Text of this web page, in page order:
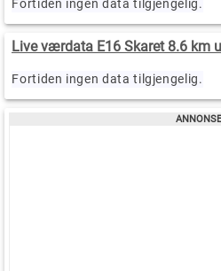
Fortiden ingen data tilgjengelig.
Live værdata E16 Skaret 8.6 km
Fortiden ingen data tilgjengelig.